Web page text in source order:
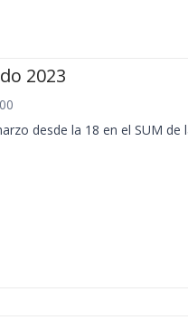
2023
desde la 18 en el SUM de